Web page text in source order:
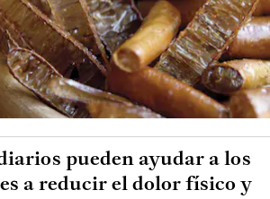
pueden ayudar a los
a reducir el dolor físico y